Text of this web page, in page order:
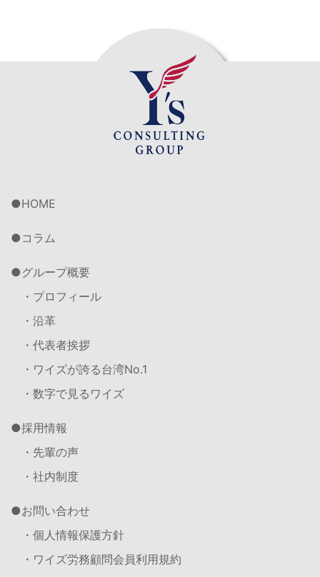
HOME
コラム
グループ概要
・プロフィール
・沿革
・代表者挨拶
・ワイズが誇る台湾No.1
・数字で見るワイズ
採用情報
・先輩の声
・社内制度
お問い合わせ
・個人情報保護方針
・ワイズ労務顧問会員利用規約